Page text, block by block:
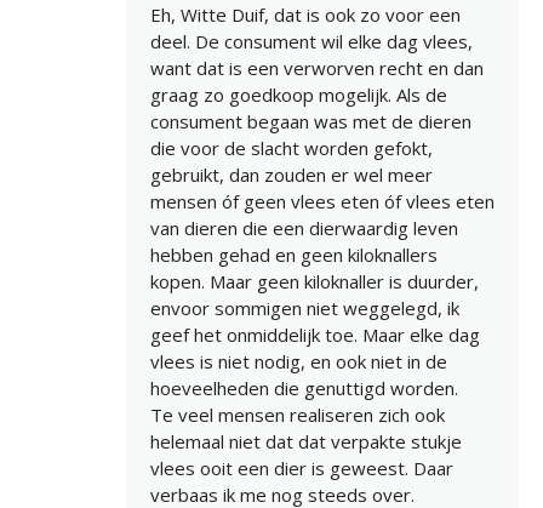
Eh, Witte Duif, dat is ook zo voor een
deel. De consument wil elke dag vlees,
want dat is een verworven recht en dan
graag zo goedkoop mogelijk. Als de
consument begaan was met de dieren
die voor de slacht worden gefokt,
gebruikt, dan zouden er wel meer
mensen óf geen vlees eten óf vlees eten
van dieren die een dierwaardig leven
hebben gehad en geen kiloknallers
kopen. Maar geen kiloknaller is duurder,
envoor sommigen niet weggelegd, ik
geef het onmiddelijk toe. Maar elke dag
vlees is niet nodig, en ook niet in de
hoeveelheden die genuttigd worden.
Te veel mensen realiseren zich ook
helemaal niet dat dat verpakte stukje
vlees ooit een dier is geweest. Daar
verbaas ik me nog steeds over.